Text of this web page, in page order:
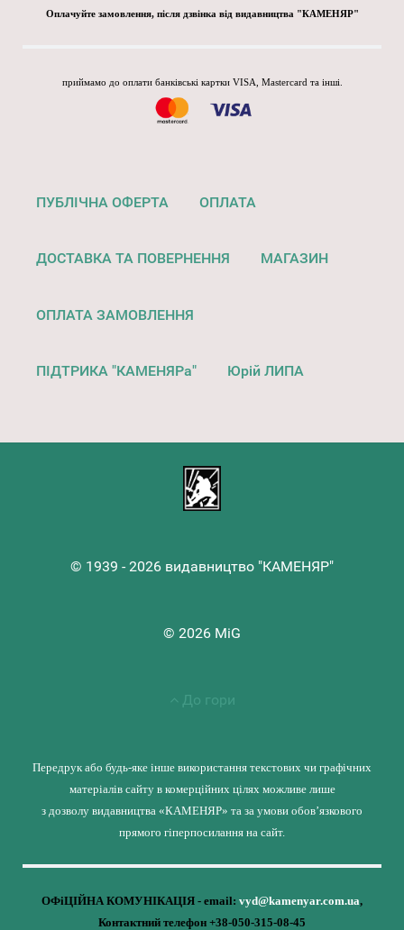
Оплачуйте замовлення, після дзвінка від видавництва "КАМЕНЯР"
приймамо до оплати банківські картки VISA, Mastercard та інші.
ПУБЛІЧНА ОФЕРТА ОПЛАТА
ДОСТАВКА ТА ПОВЕРНЕННЯ МАГАЗИН
ОПЛАТА ЗАМОВЛЕННЯ
ПІДТРИКА "КАМЕНЯРа" Юрій ЛИПА
© 1939 - 2026 видавництво "КАМЕНЯР"
© 2026 MiG
До гори
Передрук або будь-яке інше використання текстових чи графічних
матеріалів сайту в комерційних цілях можливе лише
з дозволу видавництва «КАМЕНЯР» та за умови обов’язкового
прямого гіперпосилання на сайт.
ОФіЦІЙНА КОМУНІКАЦІЯ - email: vyd@kamenyar.com.ua,
Контактний телефон +38-050-315-08-45